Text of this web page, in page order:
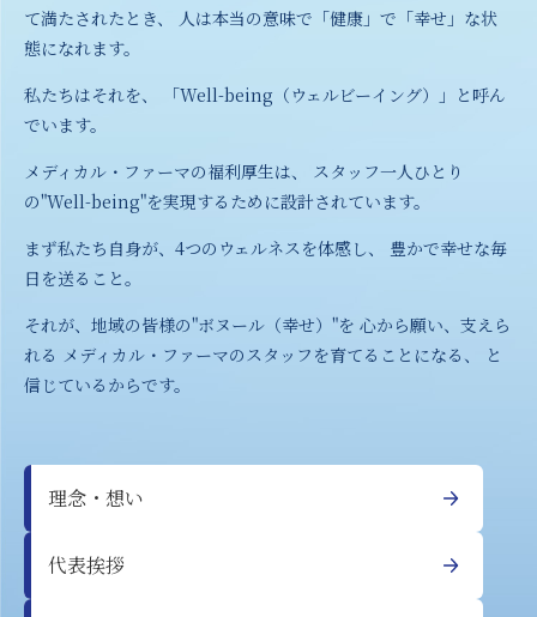
て満たされたとき、 人は本当の意味で「健康」で「幸せ」な状
態になれます。
私たちはそれを、 「Well-being（ウェルビーイング）」と呼ん
でいます。
メディカル・ファーマの福利厚生は、 スタッフ一人ひとり
の"Well-being"を実現するために設計されています。
まず私たち自身が、4つのウェルネスを体感し、 豊かで幸せな毎
日を送ること。
それが、地域の皆様の"ボヌール（幸せ）"を 心から願い、支えら
れる メディカル・ファーマのスタッフを育てることになる、 と
信じているからです。
理念・想い
代表挨拶